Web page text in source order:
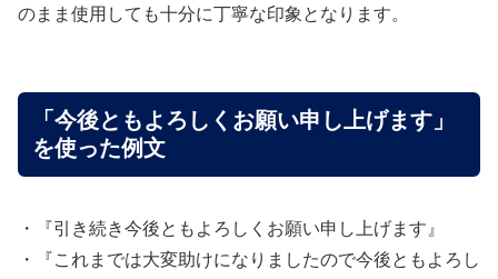
のまま使用しても十分に丁寧な印象となります。
「今後ともよろしくお願い申し上げます」
を使った例文
・『引き続き今後ともよろしくお願い申し上げます』
・『これまでは大変助けになりましたので今後ともよろし